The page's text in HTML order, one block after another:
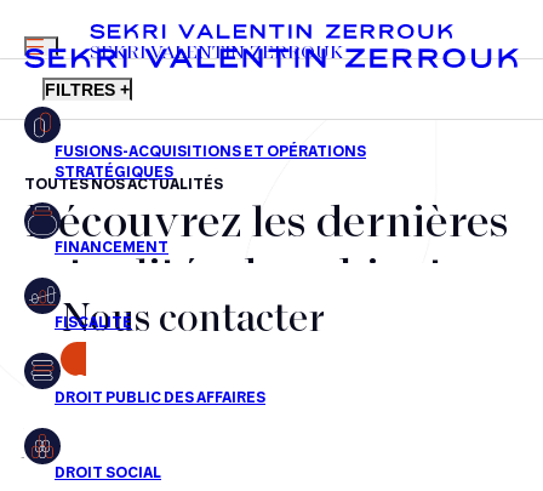
FR EN
MENU
SEKRI VALENTIN ZERROUK
FILTRES +
Fusions-acquisitions et opérations stratégiques
Financement
Fiscalité
Droit public des affaires
Droit social
TOUTES NOS ACTUALITÉS
Découvrez les dernières
actualités du cabinet,
nos récompenses et nos
transactions, jour après
jour
Nous contacter